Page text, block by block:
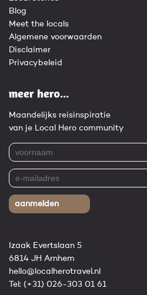
Blog
Meet the locals
Algemene voorwaarden
Disclaimer
Privacybeleid
meer hero...
Maandelijks reisinspiratie
van je Local Hero community
aanmelden
Izaak Evertslaan 5
6814 JH Arnhem
hello@localherotravel.nl
Tel: (+31) 026-303 01 61